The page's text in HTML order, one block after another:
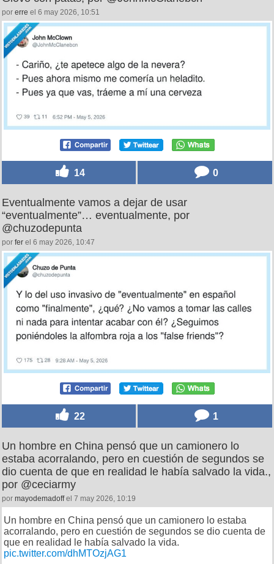
por erre el 6 may 2026, 10:51
14 0
Eventualmente vamos a dejar de usar
“eventualmente”… eventualmente, por
@chuzodepunta
por fer el 6 may 2026, 10:47
22 1
Un hombre en China pensó que un camionero lo
estaba acorralando, pero en cuestión de segundos se
dio cuenta de que en realidad le había salvado la vida.,
por @ceciarmy
por mayodemadoffel 7 may 2026, 10:19
Un hombre en China pensó que un camionero lo estaba
acorralando, pero en cuestión de segundos se dio cuenta de
que en realidad le había salvado la vida.
pic.twitter.com/dhMTOzjAG1